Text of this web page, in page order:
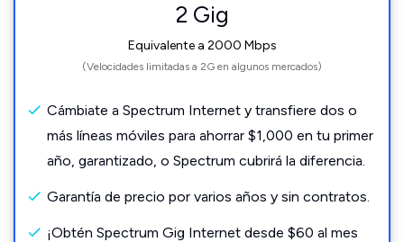
2 Gig
Equivalente a 2000 Mbps
(Velocidades limitadas a 2G en algunos mercados)
Cámbiate a Spectrum Internet y transfiere dos o
más líneas móviles para ahorrar $1,000 en tu primer
año, garantizado, o Spectrum cubrirá la diferencia.
Garantía de precio por varios años y sin contratos.
¡Obtén Spectrum Gig Internet desde $60 al mes